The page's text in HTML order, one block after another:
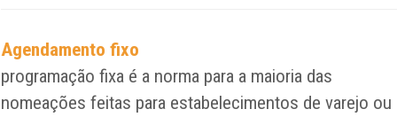
Agendamento fixo
programação fixa é a norma para a maioria das
nomeações feitas para estabelecimentos de varejo ou